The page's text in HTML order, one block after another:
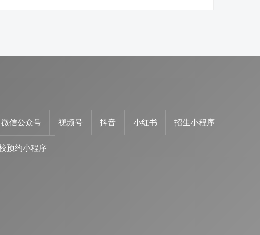
微信公众号 视频号 抖音 小红书 招生小程序
预约小程序